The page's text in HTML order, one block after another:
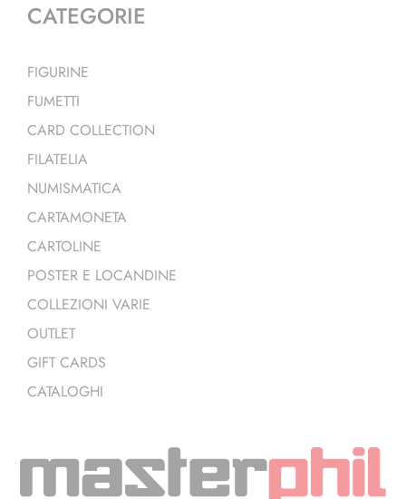
CATEGORIE
FIGURINE
FUMETTI
CARD COLLECTION
FILATELIA
NUMISMATICA
CARTAMONETA
CARTOLINE
POSTER E LOCANDINE
COLLEZIONI VARIE
OUTLET
GIFT CARDS
CATALOGHI